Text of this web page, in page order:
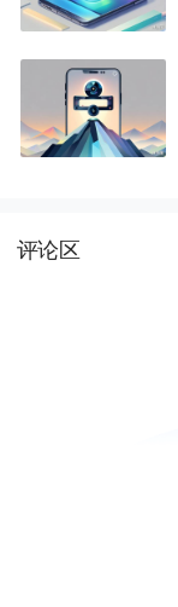
评论区